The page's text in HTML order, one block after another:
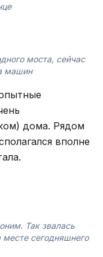
моста, сейчас
машин
дома. Рядом
вполне
Так звалась
сегодняшнего